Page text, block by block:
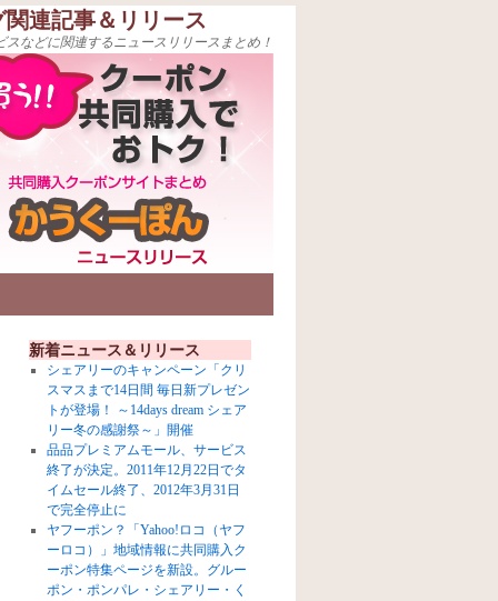
連記事＆リリース
などに関連するニュースリリースまとめ！
新着ニュース＆リリース
シェアリーのキャンペーン「クリ
スマスまで14日間 毎日新プレゼン
トが登場！ ～14days dream シェア
リー冬の感謝祭～」開催
品品プレミアムモール、サービス
終了が決定。2011年12月22日でタ
イムセール終了、2012年3月31日
で完全停止に
ヤフーポン？「Yahoo!ロコ（ヤフ
ーロコ）」地域情報に共同購入ク
ーポン特集ページを新設。グルー
ポン・ポンパレ・シェアリー・く